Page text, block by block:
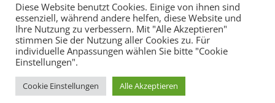
Copyright © 2026BarcodeBlog
Diese Website benutzt Cookies. Einige von ihnen sind
essenziell, während andere helfen, diese Website und
Ihre Nutzung zu verbessern. Mit "Alle Akzeptieren"
stimmen Sie der Nutzung aller Cookies zu. Für
individuelle Anpassungen wählen Sie bitte "Cookie
Einstellungen".
Cookie Einstellungen Alle Akzeptieren